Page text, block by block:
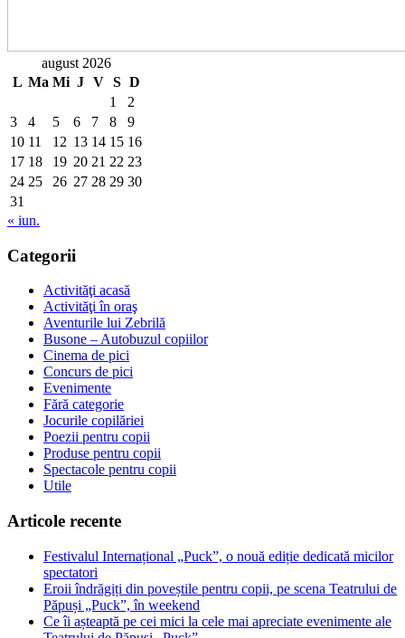
august 2026
L Ma Mi J V S D
1
2
3
4 5 6 7 8
9
10 11 12 13 14 15 16
17 18 19 20 21 22 23
24 25 26 27 28 29 30
31
« iun.
Categorii
Activităţi acasă
Activităţi în oraş
Aventurile lui Zebrilă
Busone – Autobuzul copiilor
Cinema de pici
Concurs de pici
Evenimente
Fără categorie
Jocurile copilăriei
Poezii pentru copii
Produse pentru copii
Spectacole pentru copii
Utile
Articole recente
Festivalul Internațional „Puck”, o nouă ediție dedicată micilor
spectatori
Eroii îndrăgiți din poveștile pentru copii, pe scena Teatrului de
Păpuși „Puck”, în weekend
Ce îi așteaptă pe cei mici la cele mai apreciate evenimente ale